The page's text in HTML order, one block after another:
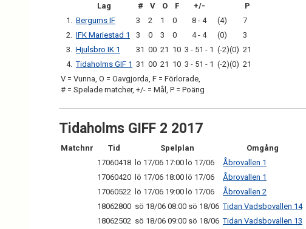
Lag
# V O F +/-
P
1. Bergums IF 3 2 1 0 8 - 4 (4)
7
2. IFK Mariestad 1 3 0 3 0 4 - 4 (0)
3
3. Hjulsbro IK 1 31 00 21 10 3 - 51 - 1 (-2)(0) 21
4. Tidaholms GIF 1 31 00 21 10 3 - 51 - 1 (-2)(0) 21
V = Vunna, O = Oavgjorda, F = Förlorade,
# = Spelade matcher, +/- = Mål, P = Poäng
Tidaholms GIFF 2 2017
Matchnr Tid Spelplan Omgång
17060418 lö 17/06 17:00 lö 17/06 Åbrovallen 1
17060420 lö 17/06 18:00 lö 17/06 Åbrovallen 1
17060522 lö 17/06 19:00 lö 17/06 Åbrovallen 2
18062800 sö 18/06 08:00 sö 18/06 Tidan Vadsbovallen 14
18062502 sö 18/06 09:00 sö 18/06 Tidan Vadsbovallen 13